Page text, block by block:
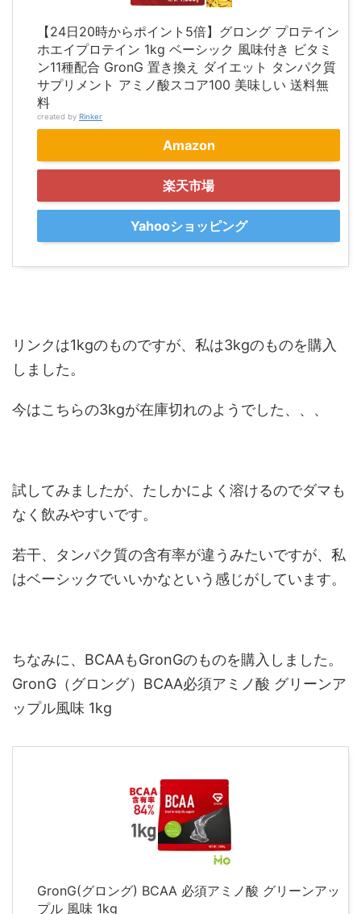
【24日20時からポイント5倍】グロング プロテイン
ホエイプロテイン 1kg ベーシック 風味付き ビタミ
ン11種配合 GronG 置き換え ダイエット タンパク質
サプリメント アミノ酸スコア100 美味しい 送料無
料
created by Rinker
Amazon
楽天市場
Yahooショッピング
リンクは1kgのものですが、私は3kgのものを購入
しました。
今はこちらの3kgが在庫切れのようでした、、、
試してみましたが、たしかによく溶けるのでダマも
なく飲みやすいです。
若干、タンパク質の含有率が違うみたいですが、私
はベーシックでいいかなという感じがしています。
ちなみに、BCAAもGronGのものを購入しました。
GronG（グロング）BCAA必須アミノ酸 グリーンア
ップル風味 1kg
GronG(グロング) BCAA 必須アミノ酸 グリーンアッ
プル 風味 1kg